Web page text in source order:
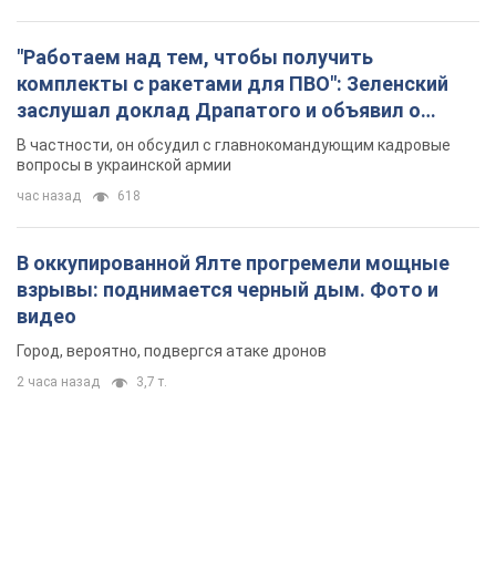
"Работаем над тем, чтобы получить
комплекты с ракетами для ПВО": Зеленский
заслушал доклад Драпатого и объявил о
новых мерах
В частности, он обсудил с главнокомандующим кадровые
вопросы в украинской армии
час назад 618
В оккупированной Ялте прогремели мощные
взрывы: поднимается черный дым. Фото и
видео
Город, вероятно, подвергся атаке дронов
2 часа назад 3,7 т.